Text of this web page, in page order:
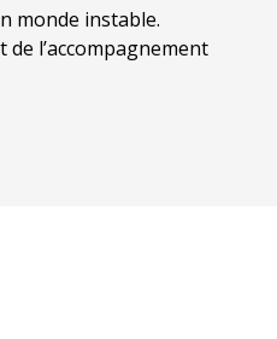
monde instable.
l’accompagnement